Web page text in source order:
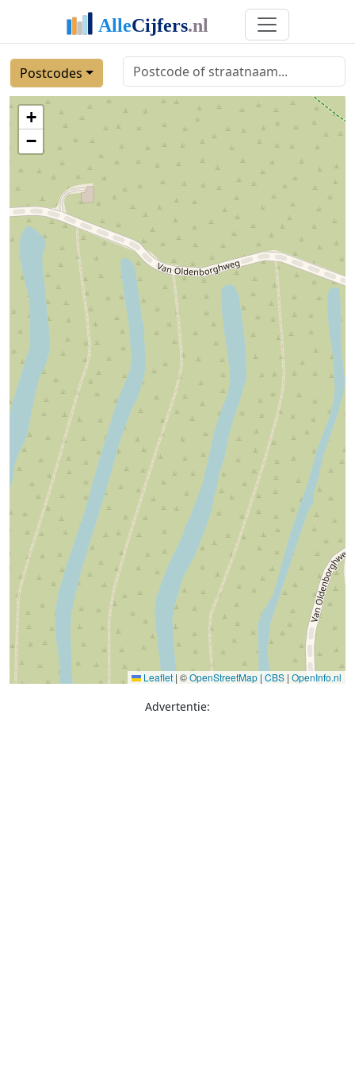
Postcodes
+
−
Leaflet | ©OpenStreetMap | CBS | OpenInfo.nl
Advertentie: